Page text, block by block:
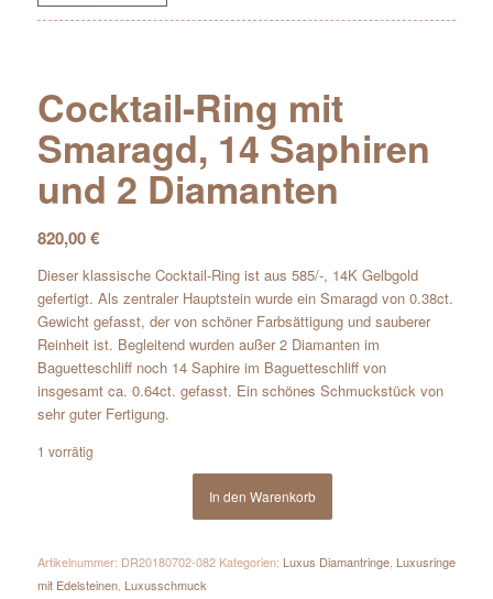
Cocktail-Ring mit
Smaragd, 14 Saphiren
und 2 Diamanten
820,00€
Dieser klassische Cocktail-Ring ist aus 585/-, 14K Gelbgold
gefertigt. Als zentraler Hauptstein wurde ein Smaragd von 0.38ct.
Gewicht gefasst, der von schöner Farbsättigung und sauberer
Reinheit ist. Begleitend wurden außer 2 Diamanten im
Baguetteschliff noch 14 Saphire im Baguetteschliff von
insgesamt ca. 0.64ct. gefasst. Ein schönes Schmuckstück von
sehr guter Fertigung.
1 vorrätig
In den Warenkorb
Artikelnummer: DR20180702-082 Kategorien: Luxus Diamantringe, Luxusringe
mit Edelsteinen, Luxusschmuck